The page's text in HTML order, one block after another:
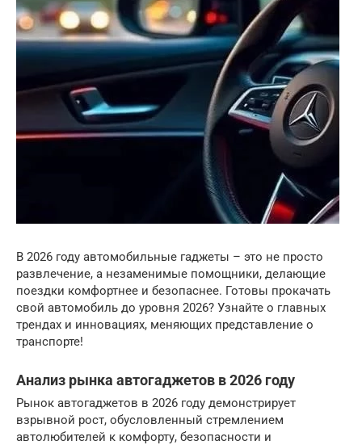
В 2026 году автомобильные гаджеты – это не просто
развлечение, а незаменимые помощники, делающие
поездки комфортнее и безопаснее. Готовы прокачать
свой автомобиль до уровня 2026? Узнайте о главных
трендах и инновациях, меняющих представление о
транспорте!
Анализ рынка автогаджетов в 2026 году
Рынок автогаджетов в 2026 году демонстрирует
взрывной рост, обусловленный стремлением
автолюбителей к комфорту, безопасности и